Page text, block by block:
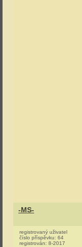
-MS-
registrovaný uživatel
číslo příspěvku: 64
registrován: 8-2017